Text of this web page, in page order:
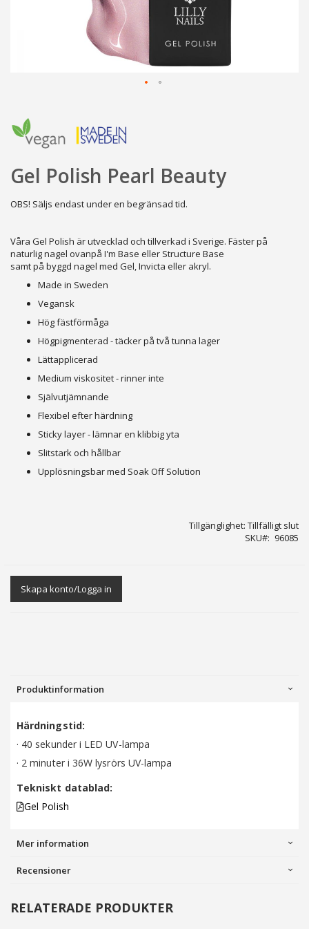
början
av
bildgalleriet
Gel Polish Pearl Beauty
OBS! Säljs endast under en begränsad tid.
Våra Gel Polish är utvecklad och tillverkad i Sverige. Fäster på
naturlig nagel ovanpå I'm Base eller Structure Base
samt på byggd nagel med Gel, Invicta eller akryl.
Made in Sweden
Vegansk
Hög fästförmåga
Högpigmenterad - täcker på två tunna lager
Lättapplicerad
Medium viskositet - rinner inte
Självutjämnande
Flexibel efter härdning
Sticky layer - lämnar en klibbig yta
Slitstark och hållbar
Upplösningsbar med Soak Off Solution
Tillgänglighet: Tillfälligt slut
SKU
96085
Skapa konto/Logga in
Produktinformation
Härdningstid:
· 40 sekunder i LED UV-lampa
· 2 minuter i 36W lysrörs UV-lampa
Tekniskt datablad:
Gel Polish
Mer information
Recensioner
RELATERADE PRODUKTER